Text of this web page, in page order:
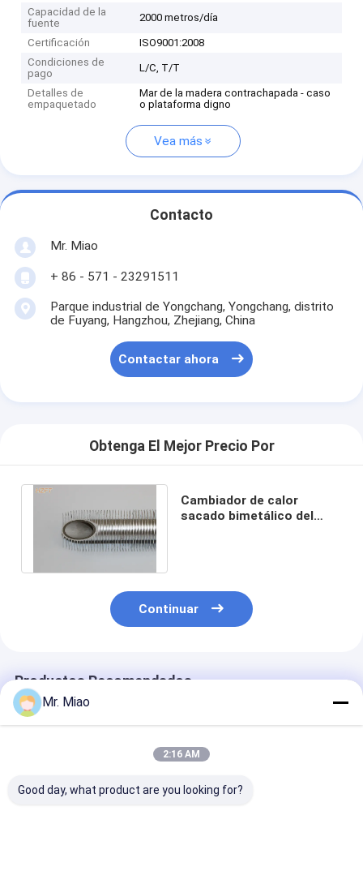
Capacidad de la
fuente
2000 metros/día
Certificación
ISO9001:2008
Condiciones de
pago
L/C, T/T
Detalles de
empaquetado
Mar de la madera contrachapada - caso
o plataforma digno
Vea más
Contacto
Mr. Miao
+ 86 - 571 - 23291511
Parque industrial de Yongchang, Yongchang, distrito
de Fuyang, Hangzhou, Zhejiang, China
Contactar ahora
Obtenga El Mejor Precio Por
Cambiador de calor
sacado bimetálico del
Continuar
Productos Recomendados
Mr. Miao
2:16 AM
Good day, what product are you looking for?